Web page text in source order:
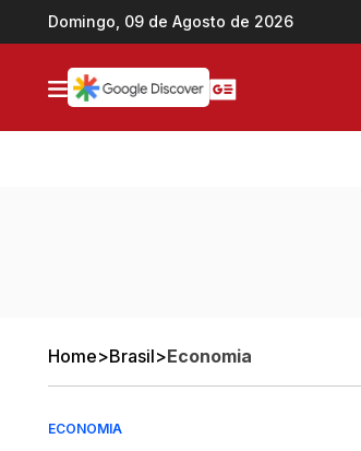
Ir direto pro conteúdo
Domingo, 09 de Agosto de 2026
Home>Brasil>Economia
ECONOMIA